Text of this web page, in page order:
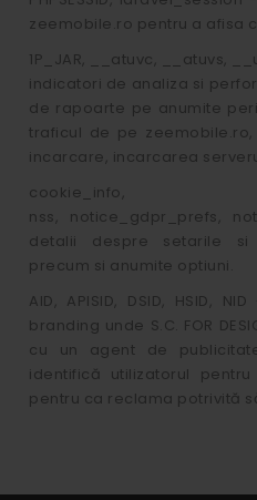
zeemobile.ro pentru a afisa
1P_JAR, __atuvc, __atuvs,
indicatori de analiza si
de rapoarte pe anumite
traficul de pe
incarcare, incarcarea
cookie_info,
nss, notice_gdpr_prefs,
detalii despre setarile si
precum si anumite optiuni.
AID, APISID, DSID, HSID,
branding unde S.C. FOR
cu un agent de
identifică utilizatorul
pentru ca reclama potrivită